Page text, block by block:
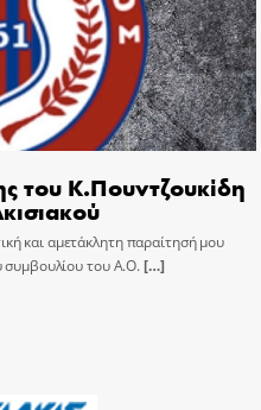
του Κ.Πουντζουκίδη
και αμετάκλητη παραίτησή μου
συμβουλίου του Α.Ο.[…]